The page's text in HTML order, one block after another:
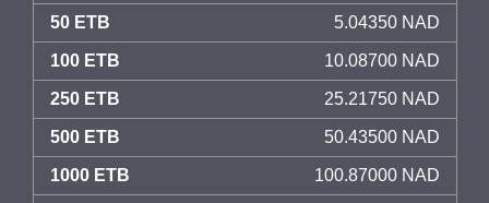
50 ETB 5.04350 NAD
100 ETB 10.08700 NAD
250 ETB 25.21750 NAD
500 ETB 50.43500 NAD
1000 ETB 100.87000 NAD